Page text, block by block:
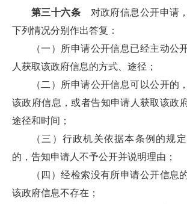
第三十六条 对政府信息公开申请
下列情况分别作出答复：
（一）所申请公开信息已经主动公
人获取该政府信息的方式、途径；
（二）所申请公开信息可以公开的
该政府信息，或者告知申请人获取该政
途径和时间；
（三）行政机关依据本条例的规
的，告知申请人不予公开并说明理由；
（四）经检索没有所申请公开信息
该政府信息不存在；